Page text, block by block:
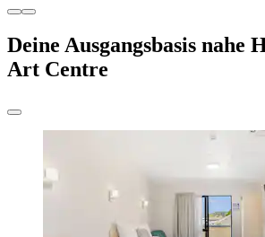
Deine Ausgangsbasis nahe
Art Centre